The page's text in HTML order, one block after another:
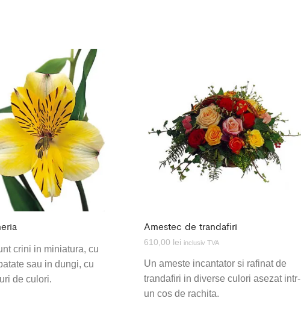
crini in miniatura, cu
sau in dungi, cu
de culori.
Amestec de trandafiri
610,00 lei inclusiv TVA
Un ameste incantator si rafinat de
trandafiri in diverse culori asezat intr-
un cos de rachita.